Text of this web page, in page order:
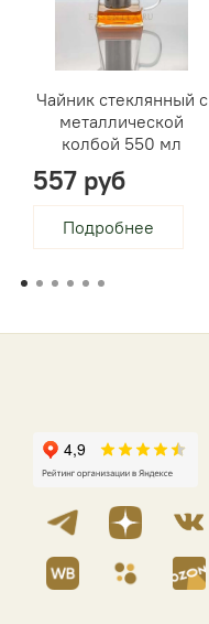
Чайник стеклянный с
металлической
колбой 550 мл
557 руб
Подробнее